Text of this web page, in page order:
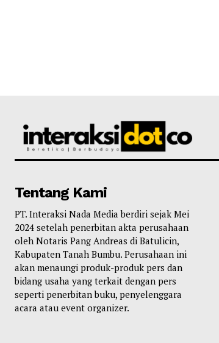
Tentang Kami
PT. Interaksi Nada Media berdiri sejak Mei
2024 setelah penerbitan akta perusahaan
oleh Notaris Pang Andreas di Batulicin,
Kabupaten Tanah Bumbu. Perusahaan ini
akan menaungi produk-produk pers dan
bidang usaha yang terkait dengan pers
seperti penerbitan buku, penyelenggara
acara atau event organizer.